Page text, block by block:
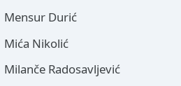
Mensur Durić
Mića Nikolić
Milanče Radosavljević